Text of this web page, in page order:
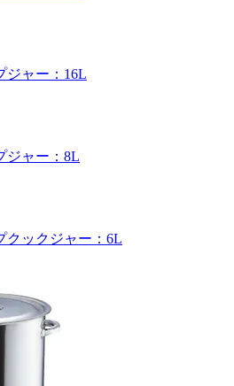
ジャー：16L
ジャー：8L
クックジャー：6L